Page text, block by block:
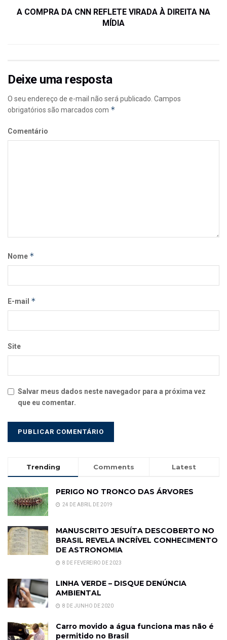
A COMPRA DA CNN REFLETE VIRADA À DIREITA NA
MÍDIA
Deixe uma resposta
O seu endereço de e-mail não será publicado. Campos
obrigatórios são marcados com *
Comentário
Nome *
E-mail *
Site
Salvar meus dados neste navegador para a próxima vez
que eu comentar.
Trending Comments Latest
PERIGO NO TRONCO DAS ÁRVORES
24 DE ABRIL DE 2019
MANUSCRITO JESUÍTA DESCOBERTO NO
BRASIL REVELA INCRÍVEL CONHECIMENTO
DE ASTRONOMIA
8 DE FEVEREIRO DE 2023
LINHA VERDE – DISQUE DENÚNCIA
AMBIENTAL
8 DE JUNHO DE 2020
Carro movido a água funciona mas não é
permitido no Brasil